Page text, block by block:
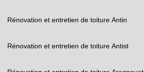
Rénovation et entretien de toiture Antin
Rénovation et entretien de toiture Antist